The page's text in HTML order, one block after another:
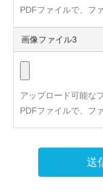
PDFファイルで、フ
画像ファイル3
アップロード可能な
PDFファイルで、フ
送